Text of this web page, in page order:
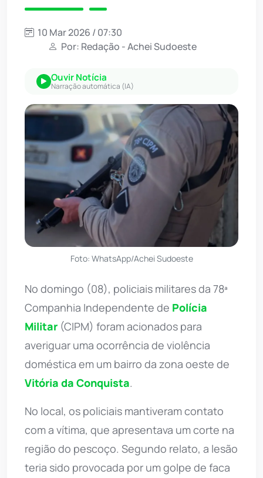
10 Mar 2026 / 07:30
Por: Redação - Achei Sudoeste
Ouvir Notícia
Narração automática (IA)
Foto: WhatsApp/Achei Sudoeste
No domingo (08), policiais militares da 78ª
Companhia Independente de Polícia
Militar (CIPM) foram acionados para
averiguar uma ocorrência de violência
doméstica em um bairro da zona oeste de
Vitória da Conquista.
No local, os policiais mantiveram contato
com a vítima, que apresentava um corte na
região do pescoço. Segundo relato, a lesão
teria sido provocada por um golpe de faca